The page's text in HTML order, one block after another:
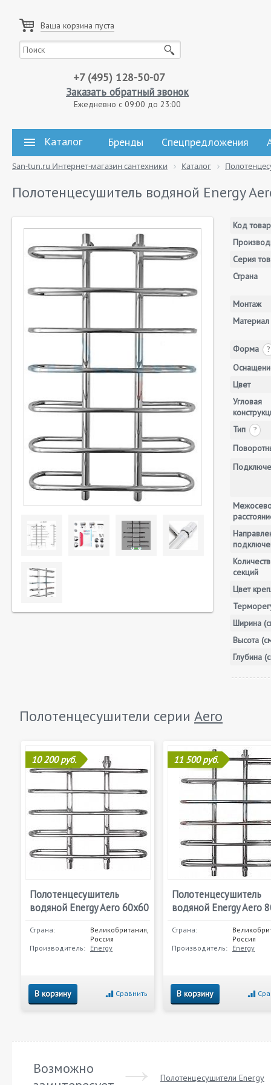
Ваша корзина пуста
+7 (495) 128-50-07
Заказать обратный звонок
Ежедневно с 09:00 до 23:00
Каталог Бренды Спецпредложения
San-tun.ru Интернет-магазин сантехники Каталог
Полотенцесушитель водяной Energy
Код
Серия
Страна
Монтаж
Материал
Форма ?
Цвет
Угловая
Тип
?
секций
Цвет
Ширина
Высота
Глубина
Полотенцесушители серии Aero
10 200 руб.
Полотенцесушитель
водяной Energy Aero 60x60
Страна:
Великобритания,
Россия
Производитель: Energy
В корзину Сравнить
11 500 руб.
Полотенцесушитель
водяной Energy Aero
Страна:
Россия
Производитель: Energy
В корзину
Возможно
Полотенцесушители Energy